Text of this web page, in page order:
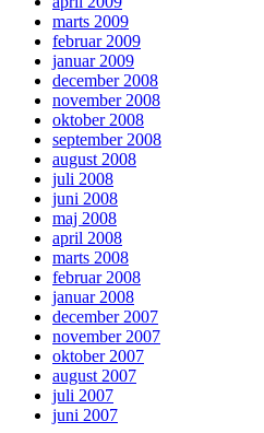
marts 2009
februar 2009
januar 2009
december 2008
november 2008
oktober 2008
september 2008
august 2008
juli 2008
juni 2008
maj 2008
april 2008
marts 2008
februar 2008
januar 2008
december 2007
november 2007
oktober 2007
august 2007
juli 2007
juni 2007